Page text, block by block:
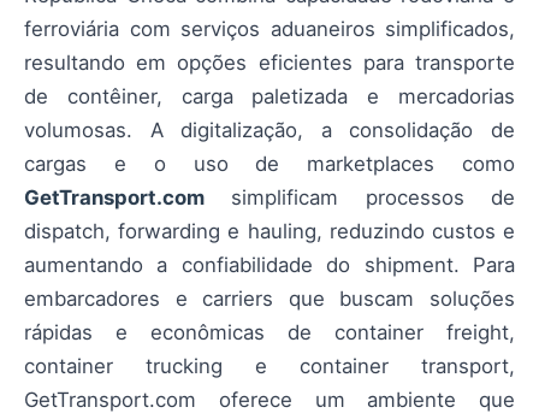
ferroviária com serviços aduaneiros simplificados,
resultando em opções eficientes para transporte
de contêiner, carga paletizada e mercadorias
volumosas. A digitalização, a consolidação de
cargas e o uso de marketplaces como
GetTransport.com simplificam processos de
dispatch, forwarding e hauling, reduzindo custos e
aumentando a confiabilidade do shipment. Para
embarcadores e carriers que buscam soluções
rápidas e econômicas de container freight,
container trucking e container transport,
GetTransport.com oferece um ambiente que